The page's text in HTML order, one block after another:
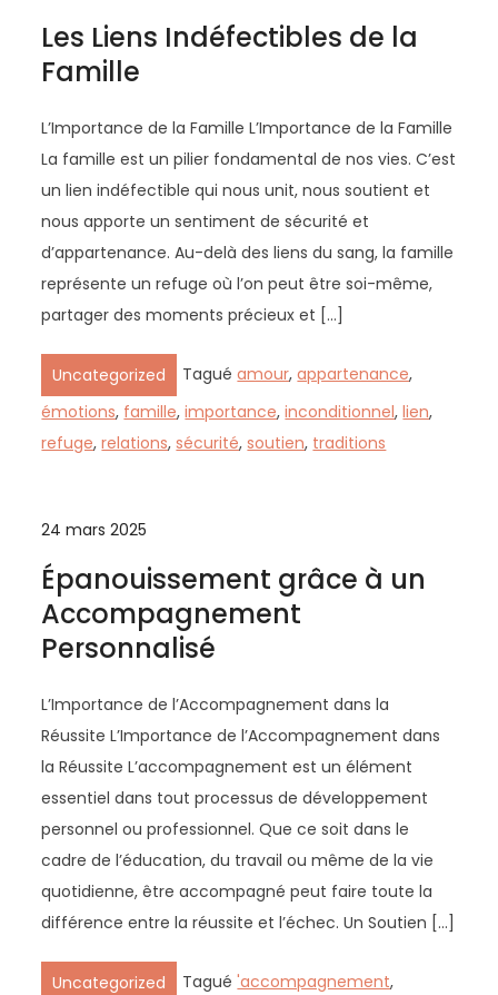
Les Liens Indéfectibles de la
Famille
L’Importance de la Famille L’Importance de la Famille
La famille est un pilier fondamental de nos vies. C’est
un lien indéfectible qui nous unit, nous soutient et
nous apporte un sentiment de sécurité et
d’appartenance. Au-delà des liens du sang, la famille
représente un refuge où l’on peut être soi-même,
partager des moments précieux et […]
Uncategorized Taguéamour,appartenance,
émotions, famille,importance,inconditionnel,lien,
refuge,relations,sécurité,soutien, traditions
24 mars 2025
Épanouissement grâce à un
Accompagnement
Personnalisé
L’Importance de l’Accompagnement dans la
Réussite L’Importance de l’Accompagnement dans
la Réussite L’accompagnement est un élément
essentiel dans tout processus de développement
personnel ou professionnel. Que ce soit dans le
cadre de l’éducation, du travail ou même de la vie
quotidienne, être accompagné peut faire toute la
différence entre la réussite et l’échec. Un Soutien […]
Uncategorized Tagué'accompagnement,